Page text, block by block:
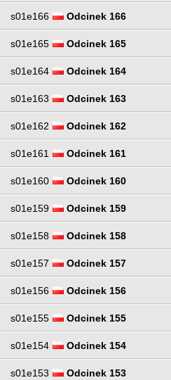
s01e166 Odcinek 166
s01e165 Odcinek 165
s01e164 Odcinek 164
s01e163 Odcinek 163
s01e162 Odcinek 162
s01e161 Odcinek 161
s01e160 Odcinek 160
s01e159 Odcinek 159
s01e158 Odcinek 158
s01e157 Odcinek 157
s01e156 Odcinek 156
s01e155 Odcinek 155
s01e154 Odcinek 154
s01e153 Odcinek 153